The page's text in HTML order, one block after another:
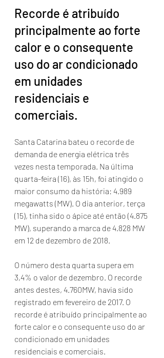
Recorde é atribuído
principalmente ao forte
calor e o consequente
uso do ar condicionado
em unidades
residenciais e
comerciais.
Santa Catarina bateu o recorde de
demanda de energia elétrica três
vezes nesta temporada. Na última
quarta-feira (16), às 15h, foi atingido o
maior consumo da história: 4.989
megawatts (MW). O dia anterior, terça
(15), tinha sido o ápice até então (4.875
MW), superando a marca de 4.828 MW
em 12 de dezembro de 2018.
O número desta quarta supera em
3,4% o valor de dezembro. O recorde
antes destes, 4.760MW, havia sido
registrado em fevereiro de 2017. O
recorde é atribuído principalmente ao
forte calor e o consequente uso do ar
condicionado em unidades
residenciais e comerciais.